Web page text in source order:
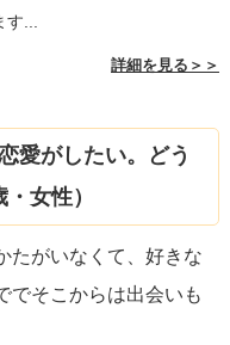
す...
詳細を見る＞＞
愛がしたい。どう
女性）
たがいなくて、好きな
でそこからは出会いも